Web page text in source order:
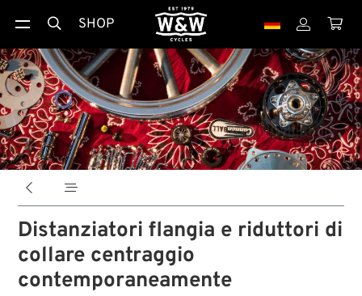
 SHOP  
 
Distanziatori flangia e riduttori di
collare centraggio
contemporaneamente